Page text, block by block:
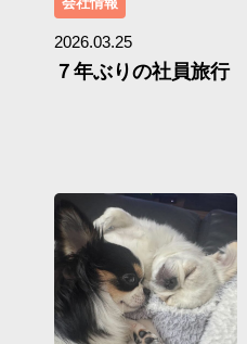
2026.03.25
７年ぶりの社員旅行